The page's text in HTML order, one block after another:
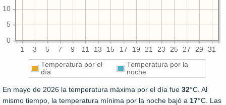
1 3 5 7 9 11 13 15 17 19 21 23 25 27 29 31
0
5
10
Temperatura por el
día
Temperatura por la
noche
En mayo de 2026 la temperatura máxima por el día fue 32°C. Al
mismo tiempo, la temperatura mínima por la noche bajó a 17°C. Las